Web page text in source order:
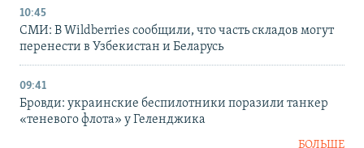
10:45
СМИ: В Wildberries сообщили, что часть складов могут
перенести в Узбекистан и Беларусь
09:41
Бровди: украинские беспилотники поразили танкер
«теневого флота» у Геленджика
БОЛЬШЕ